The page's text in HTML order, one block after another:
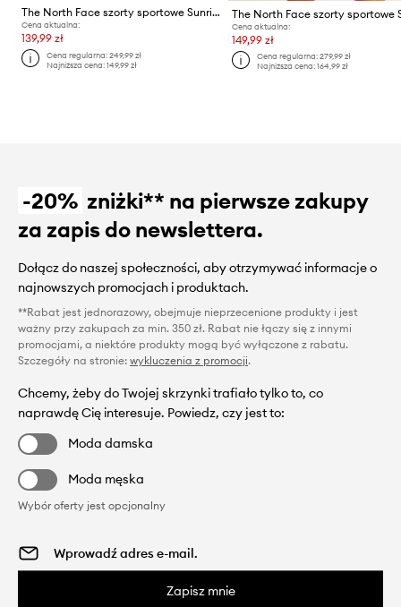
The North Face szorty sportowe Sunriser 7in
Cena aktualna:
139,99 zł
Cena regularna:249,99 zł
Najniższa cena:149,99 zł
Cena aktualna:
149,99 zł
Cena regularna: 279,99 zł
Najniższa cena: 164,99 zł
-20% zniżki** na pierwsze zakupy
za zapis do newslettera.
Dołącz do naszej społeczności, aby otrzymywać informacje o
najnowszych promocjach i produktach.
**Rabat jest jednorazowy, obejmuje nieprzecenione produkty i jest
ważny przy zakupach za min. 350 zł. Rabat nie łączy się z innymi
promocjami, a niektóre produkty mogą być wyłączone z rabatu.
Szczegóły na stronie: wykluczenia z promocji.
Chcemy, żeby do Twojej skrzynki trafiało tylko to, co
naprawdę Cię interesuje. Powiedz, czy jest to:
Moda damska
Moda męska
Wybór oferty jest opcjonalny
Zapisz mnie